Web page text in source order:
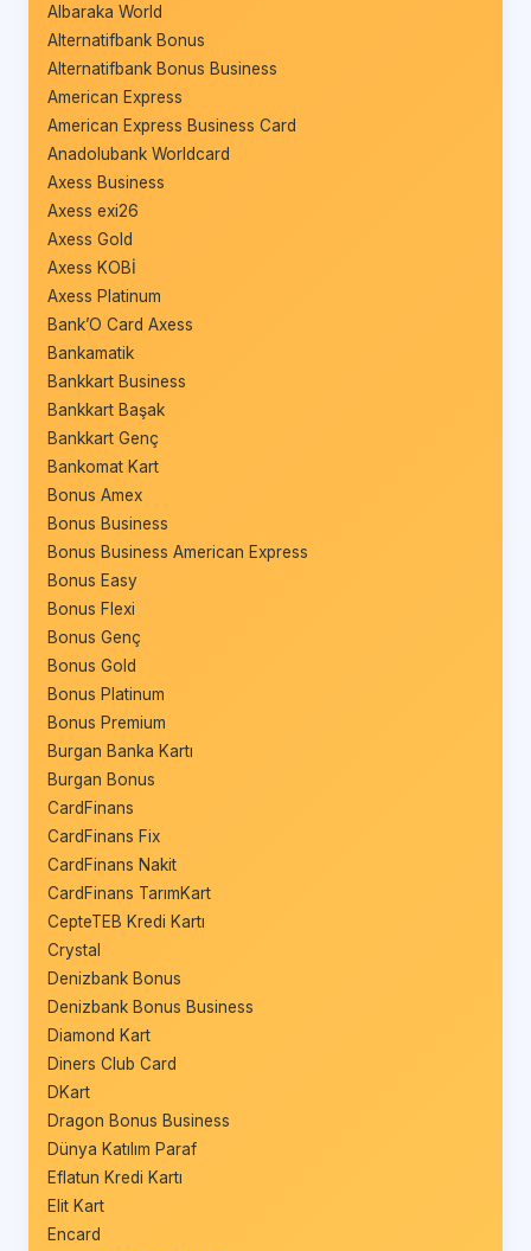
Albaraka World
Alternatifbank Bonus
Alternatifbank Bonus Business
American Express
American Express Business Card
Anadolubank Worldcard
Axess Business
Axess exi26
Axess Gold
Axess KOBİ
Axess Platinum
Bank’O Card Axess
Bankamatik
Bankkart Business
Bankkart Başak
Bankkart Genç
Bankomat Kart
Bonus Amex
Bonus Business
Bonus Business American Express
Bonus Easy
Bonus Flexi
Bonus Genç
Bonus Gold
Bonus Platinum
Bonus Premium
Burgan Banka Kartı
Burgan Bonus
CardFinans
CardFinans Fix
CardFinans Nakit
CardFinans TarımKart
CepteTEB Kredi Kartı
Crystal
Denizbank Bonus
Denizbank Bonus Business
Diamond Kart
Diners Club Card
DKart
Dragon Bonus Business
Dünya Katılım Paraf
Eflatun Kredi Kartı
Elit Kart
Encard